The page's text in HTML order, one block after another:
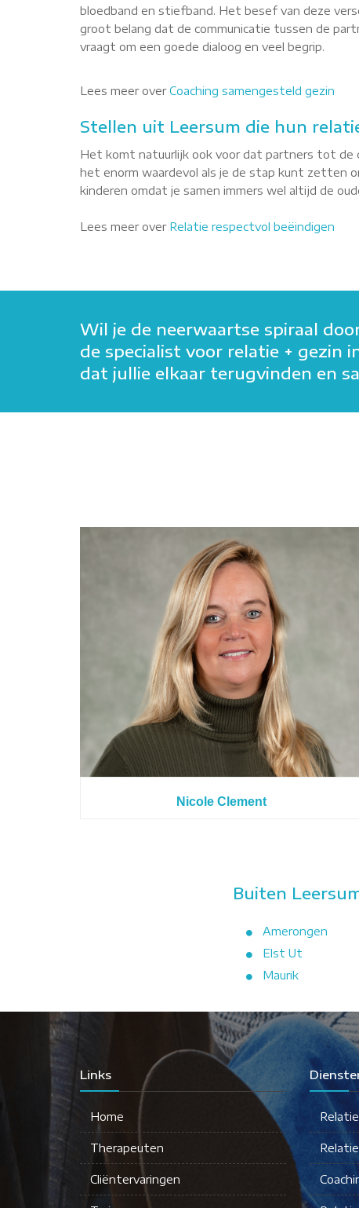
bloedband en stiefband. Het besef van deze
groot belang dat de communicatie tussen de
vraagt om een goede dialoog en veel begrip.
Lees meer overCoaching samengesteld gezin
Stellen uit Leersum die hun
Het komt natuurlijk ook voor dat partners tot de
het enorm waardevol als je de stap kunt zetten
kinderen omdat je samen immers wel altijd de
Lees meer over Relatie respectvol beëindigen
Wil je de neerwaartse spiraal
de specialist voor relatie + gezin
dat jullie elkaar terugvinden en
Nicole Clement
Buiten
Amerongen
Elst Ut
Maurik
Links
Home
Therapeuten
Cliëntervaringen